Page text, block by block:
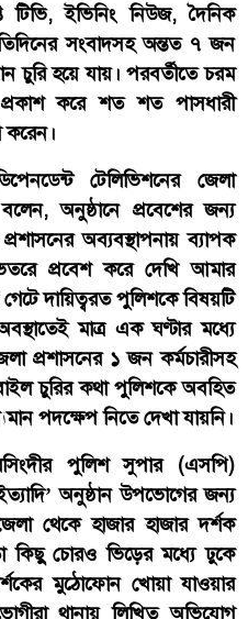
টিভি, ইভিনিং নিউজ, দৈনিক
সংবাদসহ অন্তত ৭ জন
চুরি হয়ে যায়। পরবর্তীতে চরম
করে শত শত পাসধারী
করেন।
টেলিভিশনের জেলা
অনুষ্ঠানে প্রবেশের জন্য
অব্যবস্থাপনায় ব্যাপক
প্রবেশ করে দেখি আমার
দায়িত্বরত পুলিশকে বিষয়টি
মাত্র এক ঘণ্টার মধ্যে
প্রশাসনের ১ জন কর্মচারীসহ
চুরির কথা পুলিশকে অবহিত
পদক্ষেপ নিতে দেখা যায়নি।
পুলিশ সুপার (এসপি)
অনুষ্ঠান উপভোগের জন্য
থেকে হাজার হাজার দর্শক
কিছু চোরও ভিড়ের মধ্যে ঢুকে
মুঠোফোন খোয়া যাওয়ার